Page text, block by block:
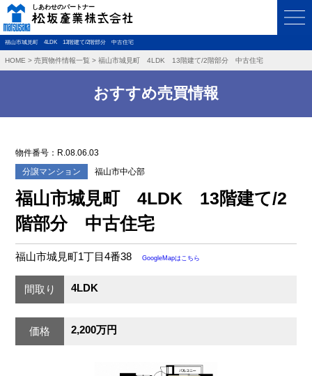
福山市城見町 4LDK 13階建て/2階部分 中古住宅
HOME > 売買物件情報一覧 > 福山市城見町 4LDK 13階建て/2階部分 中古住宅
おすすめ売買情報
物件番号：R.08.06.03
分譲マンション
福山市中心部
福山市城見町 4LDK 13階建て/2
階部分 中古住宅
福山市城見町1丁目4番38 GoogleMapはこちら
間取り 4LDK
価格 2,200万円